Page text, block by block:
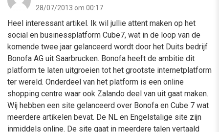
28/07/2013 om 00:17
Heel interessant artikel. Ik wil jullie attent maken op het
social en businessplatform Cube7, wat in de loop van de
komende twee jaar gelanceerd wordt door het Duits bedrijf
Bonofa AG uit Saarbrucken. Bonofa heeft de ambitie dit
platform te laten uitgroeien tot het grootste internetplatform
ter wereld. Onderdeel van het platform is een online
shopping centre waar ook Zalando deel van uit gaat maken.
Wij hebben een site gelanceerd over Bonofa en Cube 7 wat
meerdere artikelen bevat. De NL en Engelstalige site zijn
inmiddels online. De site gaat in meerdere talen vertaald